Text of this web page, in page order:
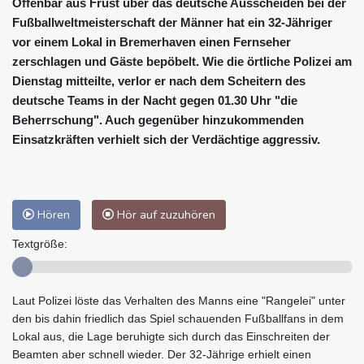
Fußballweltmeisterschaft der Männer hat ein 32-Jähriger
vor einem Lokal in Bremerhaven einen Fernseher
zerschlagen und Gäste bepöbelt. Wie die örtliche Polizei am
Dienstag mitteilte, verlor er nach dem Scheitern des
deutsche Teams in der Nacht gegen 01.30 Uhr "die
Beherrschung". Auch gegenüber hinzukommenden
Einsatzkräften verhielt sich der Verdächtige aggressiv.
Hören Hör auf zuzuhören
Textgröße:
Laut Polizei löste das Verhalten des Manns eine "Rangelei" unter
den bis dahin friedlich das Spiel schauenden Fußballfans in dem
Lokal aus, die Lage beruhigte sich durch das Einschreiten der
Beamten aber schnell wieder. Der 32-Jährige erhielt einen